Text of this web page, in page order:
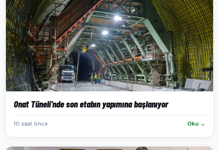
Onat Tüneli'nde son etabın yapımına başlanıyor
10 saat önce Oku →